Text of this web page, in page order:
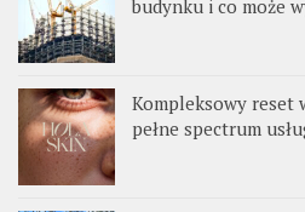
budynku i co może
Kompleksowy reset
pełne spectrum